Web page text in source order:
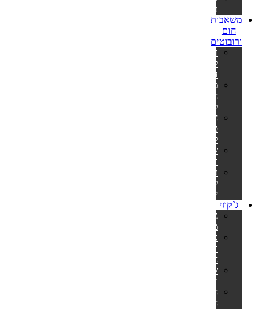
תיקון
משאבות
חום
ורובוטים
רובוט
לבריכה
דולפין
משאבות
חום
לבריכה
חימום
סולארי
לבריכה
שואבים
וסקימרים
תנורים
לסאונה
יבשה
ג`קוזי
ג'קוזי
מתנפח
אביזרים
וחלקי
חילוף
שואבים
ורשתות
חומרי
חיטוי